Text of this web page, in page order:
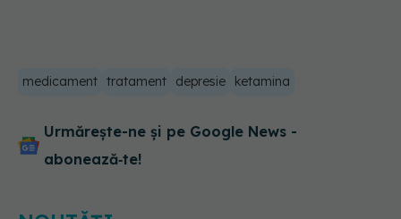
medicament tratament depresie ketamina
Urmărește-ne și pe Google News -
abonează‑te!